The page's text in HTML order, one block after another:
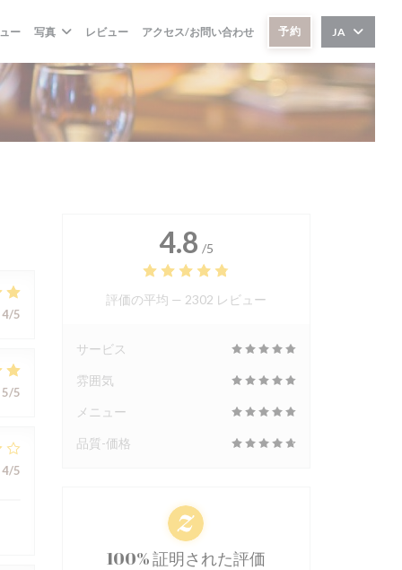
ー 写真 レビュー アクセス/お問い合わせ 予約 JA
4/5
5/5
4/5
4.8 /5
評価の平均 — 2302 レビュー
サービス
雰囲気
メニュー
品質-価格
100% 証明された評価